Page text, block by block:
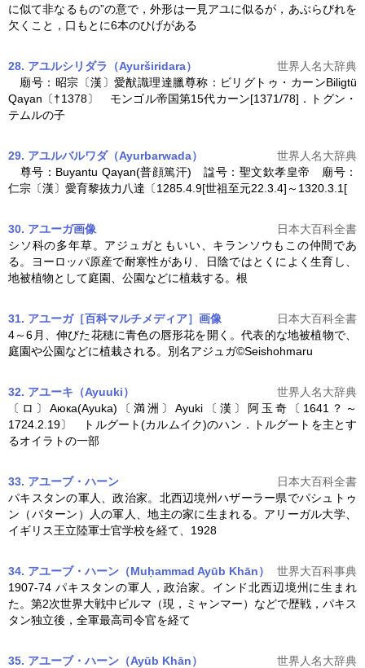
に似て非なるもの”の意で，外形は一見アユに似るが，あぶらびれを
欠くこと，口もとに6本のひげがある
28. アユルシリダラ（Ayurširidara）
世界人名大辞典
廟号：昭宗〔漢〕愛猷識理達臘尊称：ビリグトゥ・カーンBiligtü
Qaγan〔†1378〕 モンゴル帝国第15代カーン[1371/78]．トグン・
テムルの子
29. アユルバルワダ（Ayurbarwada）
世界人名大辞典
尊号：Buyantu Qaγan(普顔篤汗) 諡号：聖文欽孝皇帝 廟号：
仁宗〔漢〕愛育黎抜力八達〔1285.4.9[世祖至元22.3.4]～1320.3.1[
30. アユーガ画像
日本大百科全書
シソ科の多年草。アジュガともいい、キランソウもこの仲間であ
る。ヨーロッパ原産で耐寒性があり、日陰ではとくによく生育し、
地被植物として庭園、公園などに植栽する。根
31. アユーガ［百科マルチメディア］ 画像
日本大百科全書
4～6月、伸びた花穂に青色の唇形花を開く。代表的な地被植物で、
庭園や公園などに植栽される。別名アジュガ©Seishohmaru
32. アユーキ（Ayuuki）
世界人名大辞典
〔ロ〕Аюка(Ayuka)〔満洲〕Ayuki〔漢〕阿玉奇〔1641？～
1724.2.19〕 トルグート(カルムイク)のハン．トルグートを主とす
るオイラトの一部
33. アユーブ・ハーン
日本大百科全書
パキスタンの軍人、政治家。北西辺境州ハザーラー県でパシュトゥ
ン（パターン）人の軍人、地主の家に生まれる。アリーガル大学、
イギリス王立陸軍士官学校を経て、1928
34. アユーブ・ハーン（Muḥammad Ayūb Khān）
世界大百科事典
1907-74 パキスタンの軍人，政治家。インド北西辺境州に生まれ
た。第2次世界大戦中ビルマ（現，ミャンマー）などで歴戦，パキス
タン独立後，全軍最高司令官を経て
35. アユーブ・ハーン（Ayūb Khān）
世界人名大辞典